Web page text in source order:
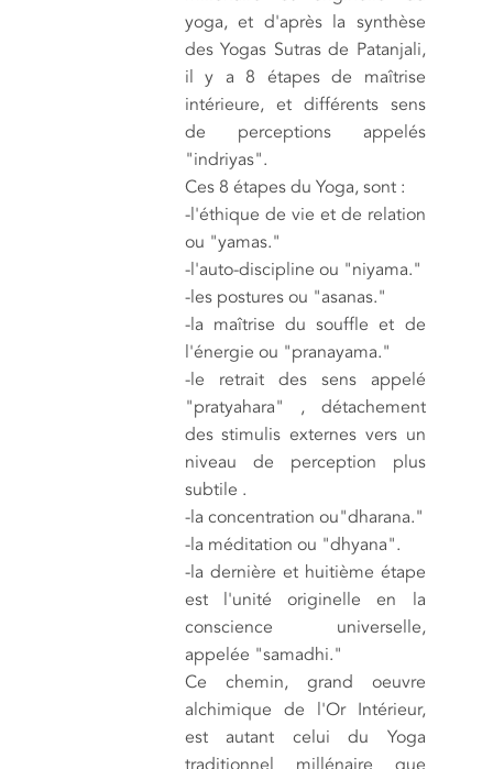
yoga, et d'après la synthèse
des Yogas Sutras de Patanjali,
il y a 8 étapes de maîtrise
intérieure, et différents sens
de perceptions appelés
"indriyas".
Ces 8 étapes du Yoga, sont :
-l'éthique de vie et de relation
ou "yamas."
-l'auto-discipline ou "niyama."
-les postures ou "asanas."
-la maîtrise du souffle et de
l'énergie ou "pranayama."
-le retrait des sens appelé
"pratyahara" , détachement
des stimulis externes vers un
niveau de perception plus
subtile .
-la concentration ou"dharana."
-la méditation ou "dhyana".
-la dernière et huitième étape
est l'unité originelle en la
conscience universelle,
appelée "samadhi."
Ce chemin, grand oeuvre
alchimique de l'Or Intérieur,
est autant celui du Yoga